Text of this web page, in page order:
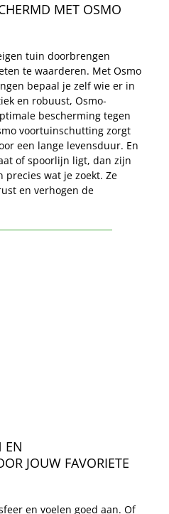
MET OSMO
tuin doorbrengen
te waarderen. Met Osmo
bepaal je zelf wie er in
en robuust, Osmo-
bescherming tegen
voortuinschutting zorgt
een lange levensduur. En
of spoorlijn ligt, dan zijn
wat je zoekt. Ze
en verhogen de
EN
JOUW FAVORIETE
en voelen goed aan. Of